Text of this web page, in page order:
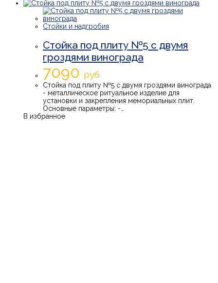
Стойки и надгробия
Стойка под плиту №5 с двумя
гроздями винограда
7090 руб
Стойка под плиту №5 с двумя гроздями винограда
- металлическое ритуальное изделие для
установки и закрепления мемориальных плит.
Основные параметры: -…
В избранное